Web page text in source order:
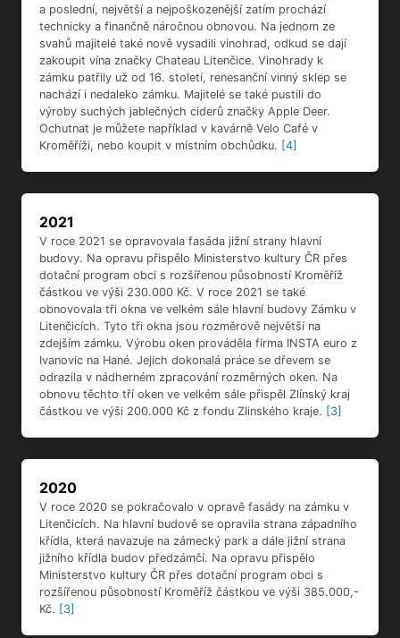
a poslední, největší a nejpoškozenější zatím prochází
technicky a finančně náročnou obnovou. Na jednom ze
svahů majitelé také nově vysadili vinohrad, odkud se dají
zakoupit vína značky Chateau Litenčice. Vinohrady k
zámku patřily už od 16. století, renesanční vinný sklep se
nachází i nedaleko zámku. Majitelé se také pustili do
výroby suchých jablečných ciderů značky Apple Deer.
Ochutnat je můžete například v kavárně Velo Café v
Kroměříži, nebo koupit v místním obchůdku. [4]
2021
V roce 2021 se opravovala fasáda jižní strany hlavní
budovy. Na opravu přispělo Ministerstvo kultury ČR přes
dotační program obci s rozšířenou působností Kroměříž
částkou ve výši 230.000 Kč. V roce 2021 se také
obnovovala tři okna ve velkém sále hlavní budovy Zámku v
Litenčicích. Tyto tři okna jsou rozměrově největší na
zdejším zámku. Výrobu oken prováděla firma INSTA euro z
Ivanovic na Hané. Jejich dokonalá práce se dřevem se
odrazila v nádherném zpracování rozměrných oken. Na
obnovu těchto tří oken ve velkém sále přispěl Zlínský kraj
částkou ve výši 200.000 Kč z fondu Zlinského kraje. [3]
2020
V roce 2020 se pokračovalo v opravě fasády na zámku v
Litenčicích. Na hlavní budově se opravila strana západního
křídla, která navazuje na zámecký park a dále jižní strana
jižního křídla budov předzámčí. Na opravu přispělo
Ministerstvo kultury ČR přes dotační program obci s
rozšířenou působností Kroměříž částkou ve výši 385.000,-
Kč. [3]